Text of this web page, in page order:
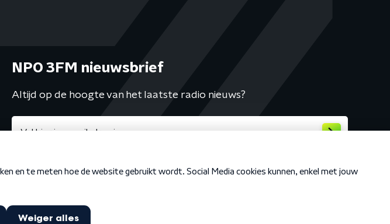
NPO 3FM nieuwsbrief
Altijd op de hoogte van het laatste radio nieuws?